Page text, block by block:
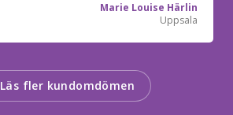
Marie Louise Härlin
Uppsala
Läs fler kundomdömen